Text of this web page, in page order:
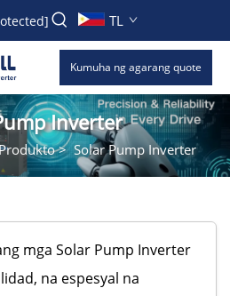
TL
Kumuha ng agarang quote
Inverter
>Solar Pump Inverter
mga Solar Pump Inverter
na espesyal na